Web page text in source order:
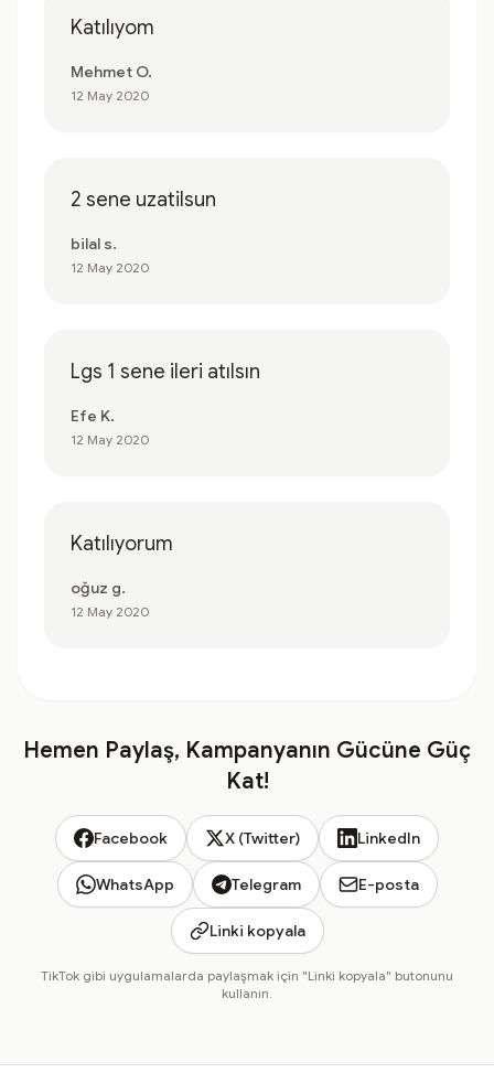
Katılıyom
Mehmet O.
12 May 2020
2 sene uzatilsun
bilal s.
12 May 2020
Lgs 1 sene ileri atılsın
Efe K.
12 May 2020
Katılıyorum
oğuz g.
12 May 2020
Hemen Paylaş, Kampanyanın Gücüne Güç
Kat!
Facebook X (Twitter) LinkedIn
WhatsApp Telegram E-posta
Linki kopyala
TikTok gibi uygulamalarda paylaşmak için "Linki kopyala" butonunu
kullanın.